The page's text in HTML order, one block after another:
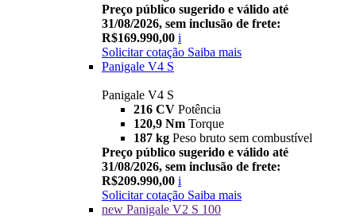
Preço público sugerido e válido até
31/08/2026, sem inclusão de frete:
R$169.990,00 i
Solicitar cotação Saiba mais
Panigale V4 S
Panigale V4 S
216 CV Potência
120,9 Nm Torque
187 kg Peso bruto sem combustível
Preço público sugerido e válido até
31/08/2026, sem inclusão de frete:
R$209.990,00 i
Solicitar cotação Saiba mais
new Panigale V2 S 100